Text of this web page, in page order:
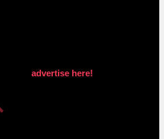
advertise here!